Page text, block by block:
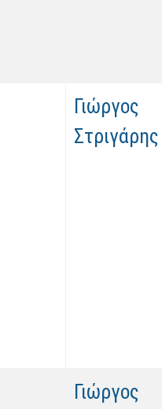
Γιώργος
Στριγάρης
Γιώργος